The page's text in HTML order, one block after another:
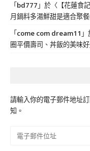
「bd777 」於〈 【花蓮食
月鍋料多湯鮮甜是適合聚
「come com dream11
圈平價壽司、丼飯的美味
請輸入你的電子郵件地址
知。